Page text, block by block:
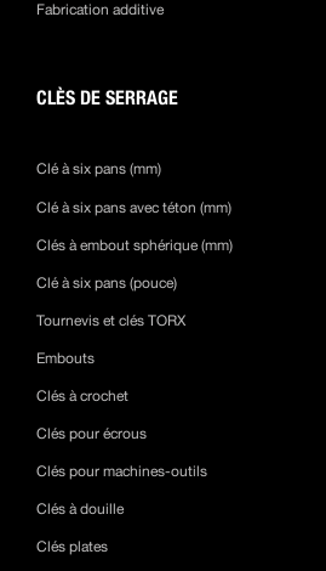
Fabrication additive
CLÈS DE SERRAGE
Clé à six pans (mm)
Clé à six pans avec téton (mm)
Clés à embout sphérique (mm)
Clé à six pans (pouce)
Tournevis et clés TORX
Embouts
Clés à crochet
Clés pour écrous
Clés pour machines-outils
Clés à douille
Clés plates